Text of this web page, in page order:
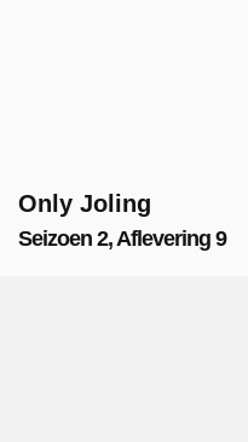
Only Joling
Seizoen 2, Aflevering 9